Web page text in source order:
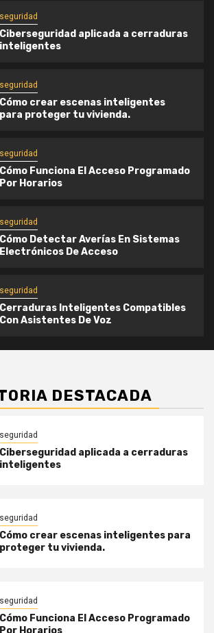
seguridad
Ciberseguridad aplicada a cerraduras
inteligentes
seguridad
Cómo crear escenas inteligentes
para proteger tu vivienda.
seguridad
Cómo Funciona El Acceso Programado
Por Horarios
seguridad
Cómo Detectar Averías En Sistemas
Electrónicos De Acceso
seguridad
Cerraduras Inteligentes Compatibles
Con Asistentes De Voz
DESTACADA
seguridad
Ciberseguridad aplicada a cerraduras
inteligentes
seguridad
Cómo crear escenas inteligentes para
proteger tu vivienda.
seguridad
Cómo Funciona El Acceso Programado
Por Horarios